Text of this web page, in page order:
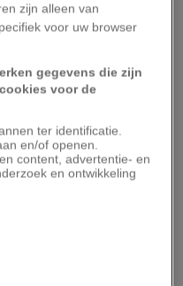
jaar in: Jannie
decennialang op
in andere culturen en
in het buitenland
‘Hier in
af en eten
ze druiven. Het leek
zijn alleen van
voor uw browser
gegevens die zijn
voor de
ter identificatie.
en/of openen.
content, advertentie- en
en ontwikkeling